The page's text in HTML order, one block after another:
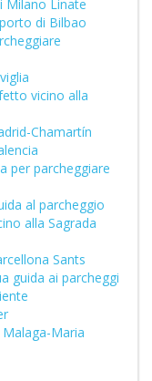
Milano Linate
di Bilbao
vicino alla
Chamartín
per parcheggiare
al parcheggio
alla Sagrada
Sants
guida ai parcheggi
Maria